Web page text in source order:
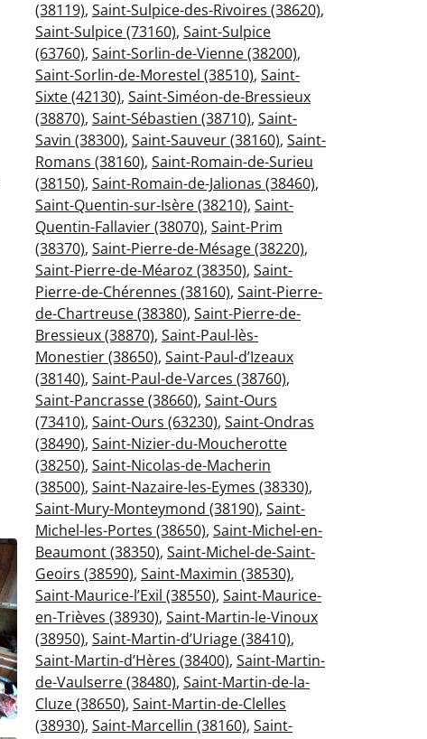
(38119), Saint-Sulpice-des-Rivoires (38620),
Saint-Sulpice (73160), Saint-Sulpice
(63760), Saint-Sorlin-de-Vienne (38200),
Saint-Sorlin-de-Morestel (38510), Saint-
Sixte (42130), Saint-Siméon-de-Bressieux
(38870), Saint-Sébastien (38710), Saint-
Savin (38300), Saint-Sauveur (38160), Saint-
Romans (38160), Saint-Romain-de-Surieu
(38150), Saint-Romain-de-Jalionas (38460),
Saint-Quentin-sur-Isère (38210), Saint-
Quentin-Fallavier (38070), Saint-Prim
(38370), Saint-Pierre-de-Mésage (38220),
Saint-Pierre-de-Méaroz (38350), Saint-
Pierre-de-Chérennes (38160), Saint-Pierre-
de-Chartreuse (38380), Saint-Pierre-de-
Bressieux (38870), Saint-Paul-lès-
Monestier (38650), Saint-Paul-d’Izeaux
(38140), Saint-Paul-de-Varces (38760),
Saint-Pancrasse (38660), Saint-Ours
(73410), Saint-Ours (63230), Saint-Ondras
(38490), Saint-Nizier-du-Moucherotte
(38250), Saint-Nicolas-de-Macherin
(38500), Saint-Nazaire-les-Eymes (38330),
Saint-Mury-Monteymond (38190), Saint-
Michel-les-Portes (38650), Saint-Michel-en-
Beaumont (38350), Saint-Michel-de-Saint-
Geoirs (38590), Saint-Maximin (38530),
Saint-Maurice-l’Exil (38550), Saint-Maurice-
en-Trièves (38930), Saint-Martin-le-Vinoux
(38950), Saint-Martin-d’Uriage (38410),
Saint-Martin-d’Hères (38400), Saint-Martin-
de-Vaulserre (38480), Saint-Martin-de-la-
Cluze (38650), Saint-Martin-de-Clelles
(38930), Saint-Marcellin (38160), Saint-